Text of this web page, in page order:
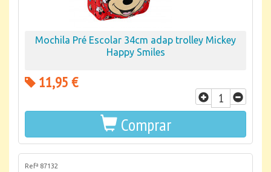
Mochila Pré Escolar 34cm adap trolley Mickey
Happy Smiles
11,95 €
Comprar
Refª 87132